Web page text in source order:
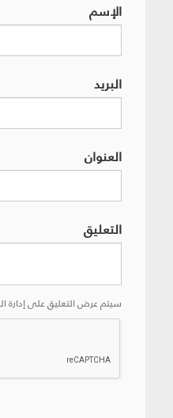
الإسم
البريد
العنوان
التعليق
سيتم عرض التعليق على إدارة